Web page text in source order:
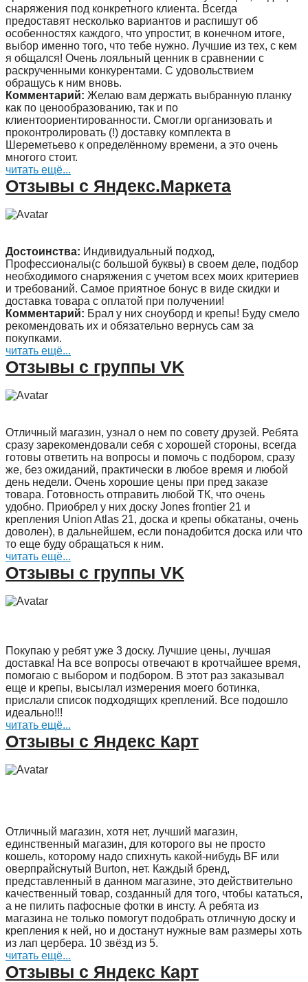
снаряжения под конкретного клиента. Всегда
предоставят несколько вариантов и распишут об
особенностях каждого, что упростит, в конечном итоге,
выбор именно того, что тебе нужно. Лучшие из тех, с кем
я общался! Очень лояльный ценник в сравнении с
раскрученными конкурентами. С удовольствием
обращусь к ним вновь.
Комментарий: Желаю вам держать выбранную планку
как по ценообразованию, так и по
клиентоориентированности. Смогли организовать и
проконтролировать (!) доставку комплекта в
Шереметьево к определённому времени, а это очень
многого стоит.
читать ещё...
Отзывы с Яндекс.Маркета
Достоинства: Индивидуальный подход,
Профессионалы(с большой буквы) в своем деле, подбор
необходимого снаряжения с учетом всех моих критериев
и требований. Самое приятное бонус в виде скидки и
доставка товара с оплатой при получении!
Комментарий: Брал у них сноуборд и крепы! Буду смело
рекомендовать их и обязательно вернусь сам за
покупками.
читать ещё...
Отзывы с группы VK
Отличный магазин, узнал о нем по совету друзей. Ребята
сразу зарекомендовали себя с хорошей стороны, всегда
готовы ответить на вопросы и помочь с подбором, сразу
же, без ожиданий, практически в любое время и любой
день недели. Очень хорошие цены при пред заказе
товара. Готовность отправить любой ТК, что очень
удобно. Приобрел у них доску Jones frontier 21 и
крепления Union Atlas 21, доска и крепы обкатаны, очень
доволен), в дальнейшем, если понадобится доска или что
то еще буду обращаться к ним.
читать ещё...
Отзывы с группы VK
Покупаю у ребят уже 3 доску. Лучшие цены, лучшая
доставка! На все вопросы отвечают в кротчайшее время,
помогаю с выбором и подбором. В этот раз заказывал
еще и крепы, высылал измерения моего ботинка,
прислали список подходящих креплений. Все подошло
идеально!!!
читать ещё...
Отзывы с Яндекс Карт
Отличный магазин, хотя нет, лучший магазин,
единственный магазин, для которого вы не просто
кошель, которому надо спихнуть какой-нибудь BF или
оверпрайснутый Burton, нет. Каждый бренд,
представленный в данном магазине, это действительно
качественный товар, созданный для того, чтобы кататься,
а не пилить пафосные фотки в инсту. А ребята из
магазина не только помогут подобрать отличную доску и
крепления к ней, но и достанут нужные вам размеры хоть
из лап цербера. 10 звёзд из 5.
читать ещё...
Отзывы с Яндекс Карт